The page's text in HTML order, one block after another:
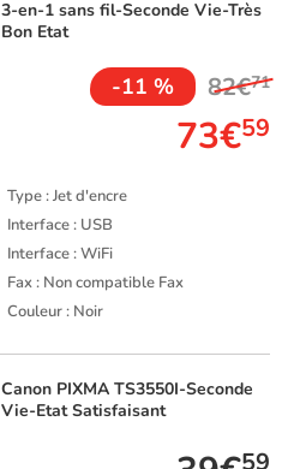
3-en-1 sans fil-Seconde Vie-Très
Bon Etat
-11 % 82€71
73€59
Type : Jet d'encre
Interface : USB
Interface : WiFi
Fax : Non compatible Fax
Couleur : Noir
Canon PIXMA TS3550I-Seconde
Vie-Etat Satisfaisant